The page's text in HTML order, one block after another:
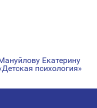
Екатерину
психология»